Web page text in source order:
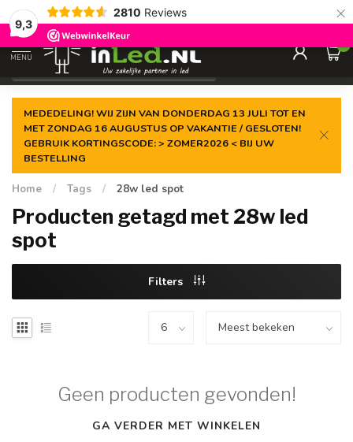
9,3
2810 Reviews ×
Gegarandeerde delaagste prijs
MENU
0
MEDEDELING! WIJ ZIJN VAN DONDERDAG 13 JULI TOT EN
MET ZONDAG 16 AUGUSTUS OP VAKANTIE / GESLOTEN!
GEBRUIK KORTINGSCODE: > ZOMER2026 < BIJ UW
BESTELLING
Home / Tags / 28w led spot
Producten getagd met 28w led
spot
Filters
Geen producten gevonden!
GA VERDER MET WINKELEN